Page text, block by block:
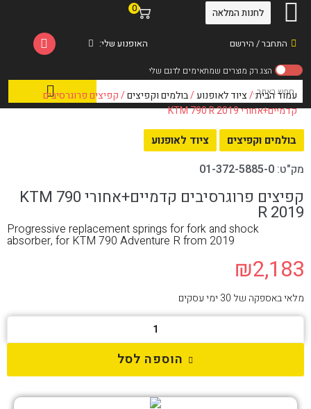
התחבר / הירשם
0
האופנוע שלי:
לחנות המלאה
עמוד הבית/ציוד לאופנוע/בולמים וקפיצים/ קפיצים פרוגרסיבים
קדמיים+אחורי KTM 790 R 2019
בולמים וקפיצים ציוד לאופנוע
מק"ט: 01-372-5885-0
קפיצים פרוגרסיבים קדמיים+אחורי KTM 790
R 2019
Progressive replacement springs for fork and shock
absorber, for KTM 790 Adventure R from 2019
₪2,183
מלאי באספקה של 30 ימי עסקים
הוספה לסל